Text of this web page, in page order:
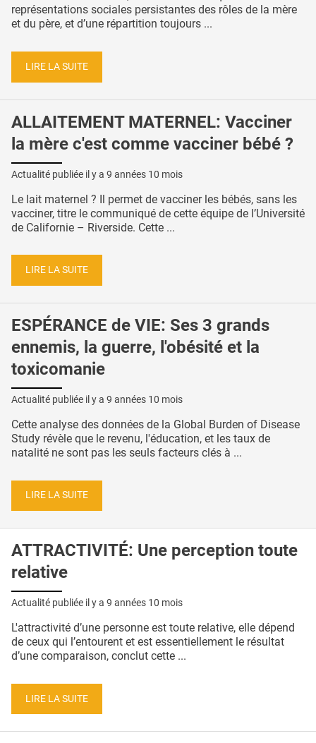
représentations sociales persistantes des rôles de la mère
et du père, et d’une répartition toujours ...
LIRE LA SUITE
ALLAITEMENT MATERNEL: Vacciner
la mère c'est comme vacciner bébé ?
Actualité publiée il y a 9 années 10 mois
Le lait maternel ? Il permet de vacciner les bébés, sans les
vacciner, titre le communiqué de cette équipe de l’Université
de Californie – Riverside. Cette ...
LIRE LA SUITE
ESPÉRANCE de VIE: Ses 3 grands
ennemis, la guerre, l'obésité et la
toxicomanie
Actualité publiée il y a 9 années 10 mois
Cette analyse des données de la Global Burden of Disease
Study révèle que le revenu, l'éducation, et les taux de
natalité ne sont pas les seuls facteurs clés à ...
LIRE LA SUITE
ATTRACTIVITÉ: Une perception toute
relative
Actualité publiée il y a 9 années 10 mois
L'attractivité d’une personne est toute relative, elle dépend
de ceux qui l’entourent et est essentiellement le résultat
d’une comparaison, conclut cette ...
LIRE LA SUITE